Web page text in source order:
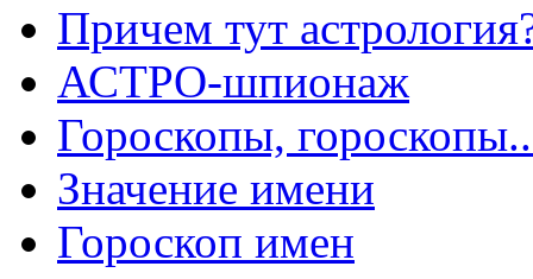
Причем тут
АСТРО-шпионаж
Гороскопы,
Значение имени
Гороскоп имен